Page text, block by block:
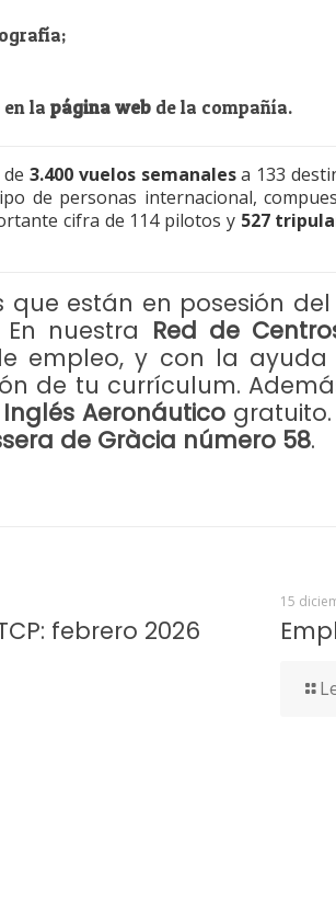
en lapágina web de la compañía.
3.400 vuelos semanalesa 133
de personas internacional,
cifra de 114 pilotos y 527
están en posesión
nuestra Red de
empleo, y con la ayuda
de tu currículum.
Aeronáutico
de Gràcia número 58.
febrero 2026
15